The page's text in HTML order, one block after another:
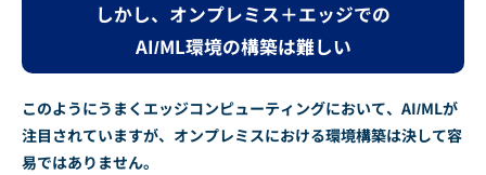
しかし、オンプレミス＋エッジでの
AI/ML環境の構築は難しい
このようにうまくエッジコンピューティングにおいて、AI/MLが
注目されていますが、オンプレミスにおける環境構築は決して容
易ではありません。